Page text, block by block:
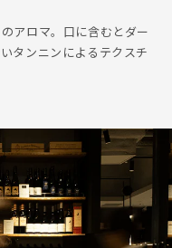
アロマ。口に含むとダー
タンニンによるテクスチ